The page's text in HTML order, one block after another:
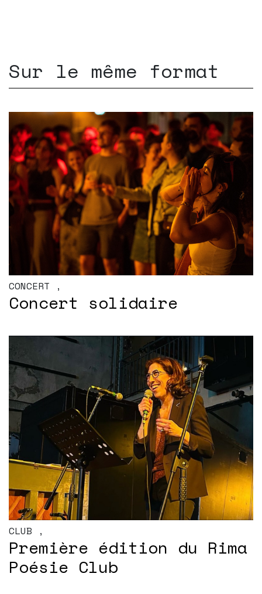
Sur le même format
CONCERT ,
Concert solidaire
CLUB ,
Première édition du Rima
Poésie Club